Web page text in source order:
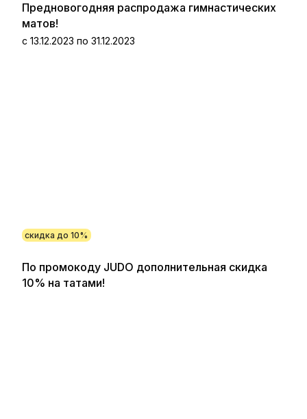
Предновогодняя распродажа гимнастических
матов!
с 13.12.2023 по 31.12.2023
скидка до 10%
По промокоду JUDO дополнительная скидка
10% на татами!